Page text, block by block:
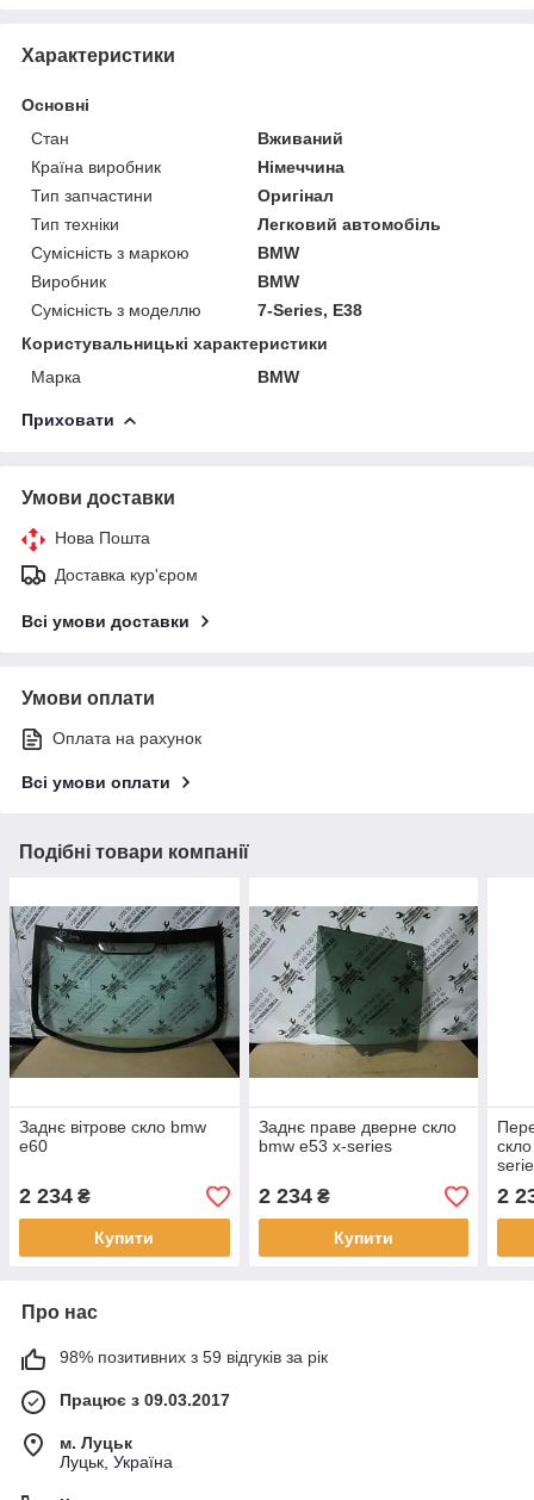
Характеристики
Основні
Стан
Вживаний
Країна виробник
Німеччина
Тип запчастини
Оригінал
Тип техніки
Легковий автомобіль
Сумісність з маркою
BMW
Виробник
BMW
Сумісність з моделлю
7-Series, E38
Користувальницькі характеристики
Марка
BMW
Приховати
Умови доставки
Нова Пошта
Доставка кур'єром
Всі умови доставки
Умови оплати
Оплата на рахунок
Всі умови оплати
Подібні товари компанії
Заднє вітрове скло bmw
e60
2 234 ₴
Купити
Заднє праве дверне скло
bmw e53 x-series
2 234₴
Купити
2
Про нас
98% позитивних з 59 відгуків за рік
Працює з 09.03.2017
м. Луцьк
Луцьк, Україна